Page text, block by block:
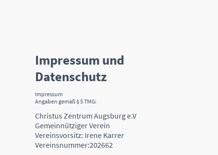
Impressum und
Datenschutz
Impressum
Angaben gemäß § 5 TMG:
Christus Zentrum Augsburg e.V
Gemeinnütziger Verein
Vereinsvorsitz: Irene Karrer
Vereinsnummer:202662